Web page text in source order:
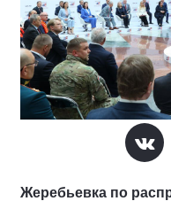
Жеребьевка по